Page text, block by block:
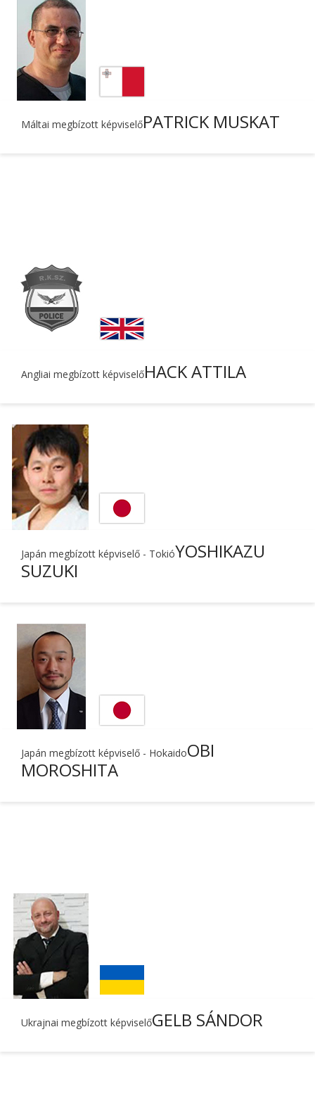
Máltai megbízott képviselőPATRICK MUSKAT
Angliai megbízott képviselőHACK ATTILA
Japán megbízott képviselő - TokióYOSHIKAZU
SUZUKI
Japán megbízott képviselő - HokaidoOBI
MOROSHITA
Ukrajnai megbízott képviselőGELB SÁNDOR